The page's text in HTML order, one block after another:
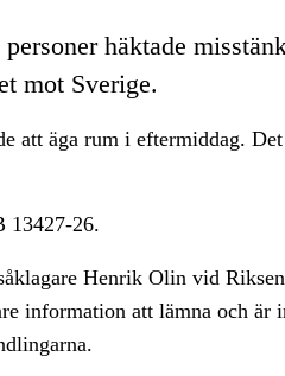
häktade
mot Sverige.
att äga rum i eftermiddag.
13427-26.
Henrik Olin vid
information att lämna och